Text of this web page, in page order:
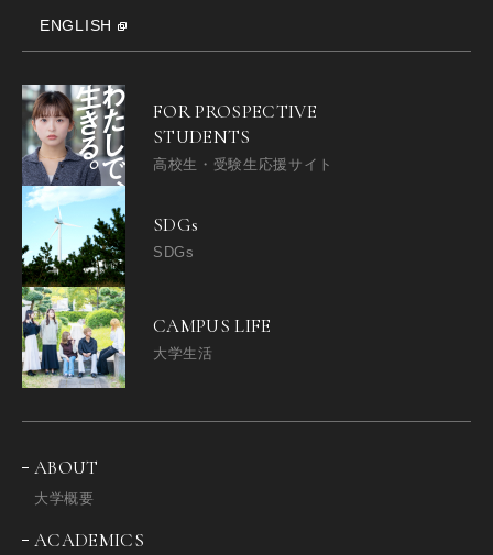
ENGLISH
FOR PROSPECTIVE
STUDENTS
高校生・受験生応援サイト
SDGs
SDGs
CAMPUS LIFE
大学生活
ABOUT
大学概要
ACADEMICS